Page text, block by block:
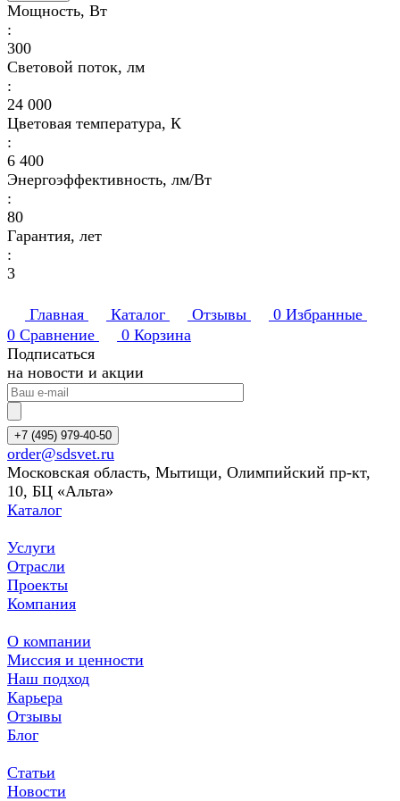
Мощность, Вт
:
300
Световой поток, лм
:
24 000
Цветовая температура, К
:
6 400
Энергоэффективность, лм/Вт
:
80
Гарантия, лет
:
3
Главная Каталог Отзывы 0 Избранные
0 Сравнение 0 Корзина
Подписаться
на новости и акции
+7 (495) 979-40-50
order@sdsvet.ru
Московская область, Мытищи, Олимпийский пр-кт,
10, БЦ «Альта»
Каталог
Услуги
Отрасли
Проекты
Компания
О компании
Миссия и ценности
Наш подход
Карьера
Отзывы
Блог
Статьи
Новости